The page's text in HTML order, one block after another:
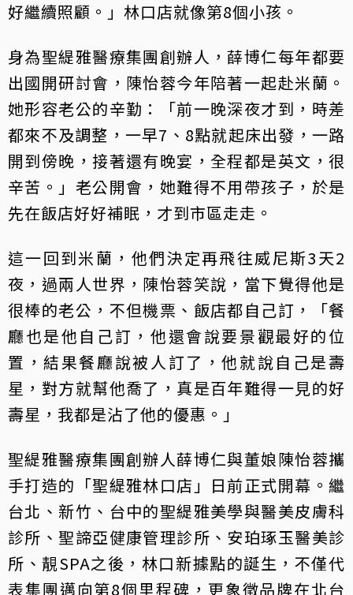
好繼續照顧。」林口店就像第8個小孩。
身為聖緹雅醫療集團創辦人，薛博仁每年都要
出國開研討會，陳怡蓉今年陪著一起赴米蘭。
她形容老公的辛勤：「前一晚深夜才到，時差
都來不及調整，一早7、8點就起床出發，一路
開到傍晚，接著還有晚宴，全程都是英文，很
辛苦。」老公開會，她難得不用帶孩子，於是
先在飯店好好補眠，才到市區走走。
這一回到米蘭，他們決定再飛往威尼斯3天2
夜，過兩人世界，陳怡蓉笑說，當下覺得他是
很棒的老公，不但機票、飯店都自己訂，「餐
廳也是他自己訂，他還會說要景觀最好的位
置，結果餐廳說被人訂了，他就說自己是壽
星，對方就幫他喬了，真是百年難得一見的好
壽星，我都是沾了他的優惠。」
聖緹雅醫療集團創辦人薛博仁與董娘陳怡蓉攜
手打造的「聖緹雅林口店」日前正式開幕。繼
台北、新竹、台中的聖緹雅美學與醫美皮膚科
診所、聖諦亞健康管理診所、安珀琢玉醫美診
所、靚SPA之後，林口新據點的誕生，不僅代
表集團邁向第8個里程碑，更象徵品牌在北台